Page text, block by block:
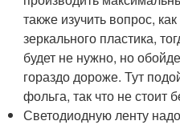
также изучить вопрос,
зеркального пластика,
будет не нужно, но
гораздо дороже. Тут
фольга, так что не стоит
Светодиодную ленту